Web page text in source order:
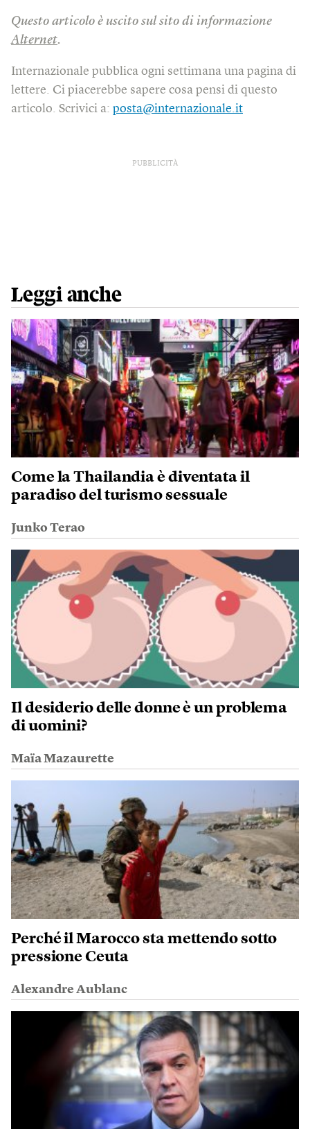
Questo articolo è uscito sul sito di informazione
Alternet.
Internazionale pubblica ogni settimana una pagina di
lettere. Ci piacerebbe sapere cosa pensi di questo
articolo. Scrivici a: posta@internazionale.it
PUBBLICITÀ
Leggi anche
Come la Thailandia è diventata il
paradiso del turismo sessuale
Junko Terao
Il desiderio delle donne è un problema
di uomini?
Maïa Mazaurette
Perché il Marocco sta mettendo sotto
pressione Ceuta
Alexandre Aublanc